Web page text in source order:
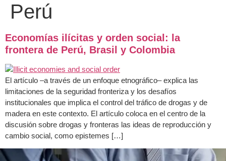
Perú
Economías ilícitas y orden social: la
frontera de Perú, Brasil y Colombia
El artículo –a través de un enfoque etnográfico– explica las
limitaciones de la seguridad fronteriza y los desafíos
institucionales que implica el control del tráfico de drogas y de
madera en este contexto. El artículo coloca en el centro de la
discusión sobre drogas y fronteras las ideas de reproducción y
cambio social, como epistemes […]